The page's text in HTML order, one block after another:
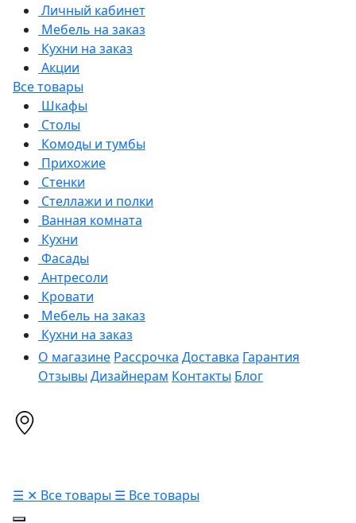
Личный кабинет
Мебель на заказ
Кухни на заказ
Акции
Все товары
Шкафы
Столы
Комоды и тумбы
Прихожие
Стенки
Стеллажи и полки
Ванная комната
Кухни
Фасады
Антресоли
Кровати
Мебель на заказ
Кухни на заказ
О магазине Рассрочка Доставка Гарантия
Отзывы Дизайнерам Контакты Блог
☰ ✕ Все товары ☰ Все товары